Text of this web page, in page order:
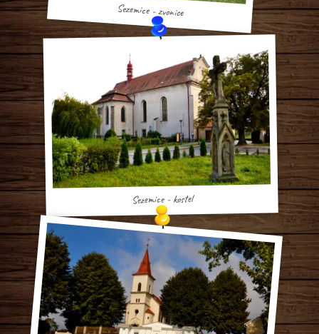
Sezemice - zvonice
Sezemice - kostel